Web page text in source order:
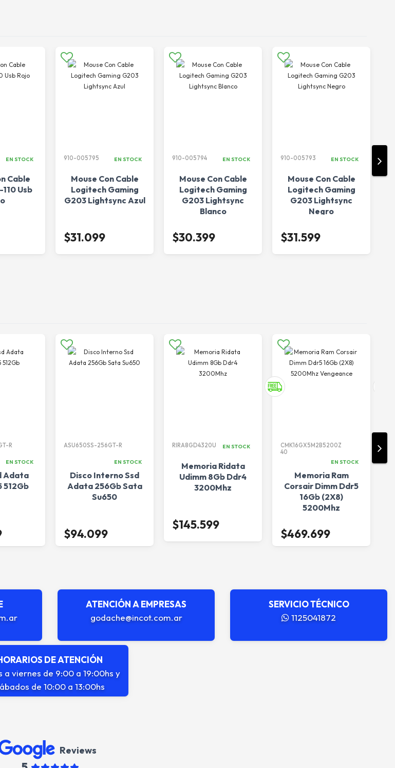
EN STOCK
Cable
Usb
910-005795 EN STOCK
Mouse Con Cable
Logitech Gaming
G203 Lightsync Azul
$31.099
910-005794 EN STOCK
Mouse Con Cable
Logitech Gaming
G203 Lightsync
Blanco
$30.399
910-005793 EN STOCK
Mouse Con Cable
Logitech Gaming
G203 Lightsync
Negro
$31.599
R
EN STOCK
Adata
512Gb
ASU650SS-256GT-R
EN STOCK
Disco Interno Ssd
Adata 256Gb Sata
Su650
$94.099
RIRA8GD4320U EN STOCK
Memoria Ridata
Udimm 8Gb Ddr4
3200Mhz
$145.599
CMK16GX5M2B5200Z
40
EN STOCK
Memoria Ram
Corsair Dimm Ddr5
16Gb (2X8)
5200Mhz
$469.699
ATENCIÓN A EMPRESAS
godache@incot.com.ar
SERVICIO TÉCNICO
1125041872
DE ATENCIÓN
a viernes de 9:00 a 19:00hs y
de 10:00 a 13:00hs
Reviews